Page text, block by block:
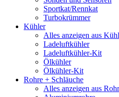
Sportkat/Rennkat
Turbokrümmer
Kühler
Alles anzeigen aus
Ladeluftkühler
Ladeluftkühler-Kit
Ölkühler
Ölkühler-Kit
Rohre + Schläuche
Alles anzeigen aus